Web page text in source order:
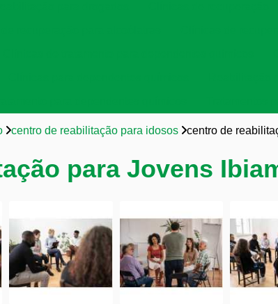
centro de reabilitação para idosos centro de
para Jovens